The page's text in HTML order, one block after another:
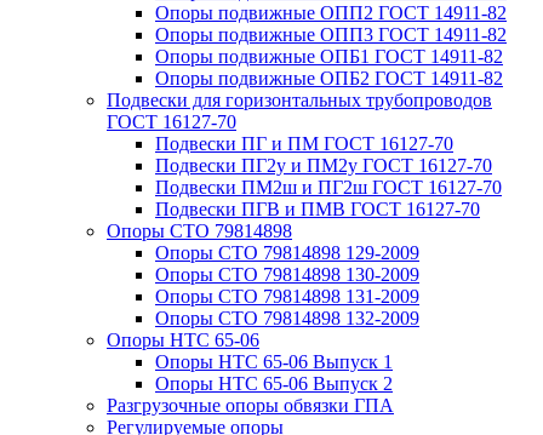
Опоры подвижные ОПП2 ГОСТ 14911-82
Опоры подвижные ОПП3 ГОСТ 14911-82
Опоры подвижные ОПБ1 ГОСТ 14911-82
Опоры подвижные ОПБ2 ГОСТ 14911-82
Подвески для горизонтальных трубопроводов
ГОСТ 16127-70
Подвески ПГ и ПМ ГОСТ 16127-70
Подвески ПГ2у и ПМ2у ГОСТ 16127-70
Подвески ПМ2ш и ПГ2ш ГОСТ 16127-70
Подвески ПГВ и ПМВ ГОСТ 16127-70
Опоры СТО 79814898
Опоры СТО 79814898 129-2009
Опоры СТО 79814898 130-2009
Опоры СТО 79814898 131-2009
Опоры СТО 79814898 132-2009
Опоры НТС 65-06
Опоры НТС 65-06 Выпуск 1
Опоры НТС 65-06 Выпуск 2
Разгрузочные опоры обвязки ГПА
Регулируемые опоры